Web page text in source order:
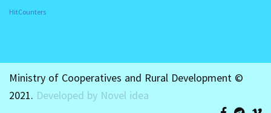
HitCounters
Ministry of Cooperatives and Rural Development ©
2021. Developed by Novel idea